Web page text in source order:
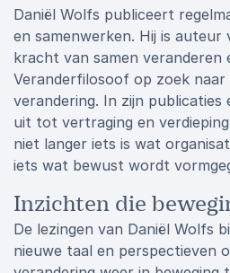
Daniël Wolfs publiceert
en samenwerken. Hij is auteur
kracht van samen veranderen
Veranderfilosoof op zoek naar
verandering. In zijn publicaties
uit tot vertraging en
niet langer iets is wat
iets wat bewust wordt
Inzichten die
De lezingen van Daniël Wolfs
nieuwe taal en perspectieven